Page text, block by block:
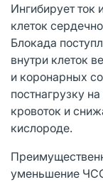
Ингибирует ток
клеток
Блокада
внутри клеток
и коронарных
постнагрузку
кровоток и
кислороде.
уменьшение